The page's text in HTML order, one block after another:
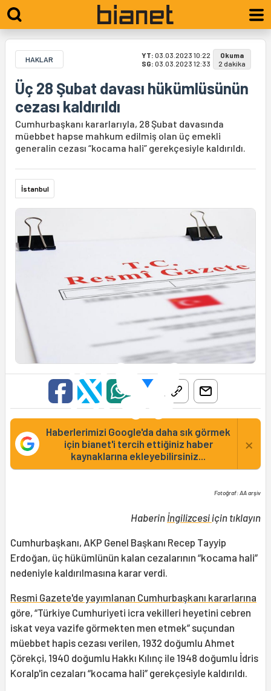
HAKLAR YT: 03.03.2023 10:22
SG: 03.03.2023 12:33
Okuma
2 dakika
Üç 28 Şubat davası hükümlüsünün
cezası kaldırıldı
Cumhurbaşkanı kararlarıyla, 28 Şubat davasında
müebbet hapse mahkum edilmiş olan üç emekli
generalin cezası “kocama hali” gerekçesiyle kaldırıldı.
İstanbul
Haberlerimizi Google'da daha sık görmek
için bianet'i tercih ettiğiniz haber
kaynaklarına ekleyebilirsiniz...
×
Fotoğraf: AA arşiv
Haberin İngilizcesiiçin tıklayın
Cumhurbaşkanı, AKP Genel Başkanı Recep Tayyip
Erdoğan, üç hükümlünün kalan cezalarının “kocama hali”
nedeniyle kaldırılmasına karar verdi.
Resmi Gazete'de yayımlanan Cumhurbaşkanı kararlarına
göre, “Türkiye Cumhuriyeti icra vekilleri heyetini cebren
iskat veya vazife görmekten men etmek” suçundan
müebbet hapis cezası verilen, 1932 doğumlu Ahmet
Çörekçi, 1940 doğumlu Hakkı Kılınç ile 1948 doğumlu İdris
Koralp'in cezaları “kocama hali” gerekçesiyle kaldırıldı.